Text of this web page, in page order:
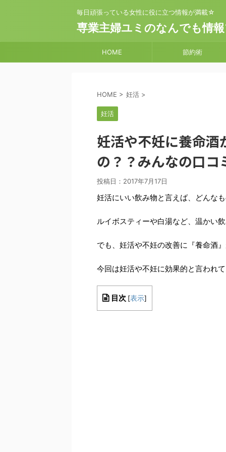
毎日頑張っている女性に役に立つ情報が満載☆
専業主婦ユミのなんでも情
HOME 節約術
HOME > 妊活 >
妊活
妊活や不妊に養命
の？？みんなの口コ
投稿日： 2017年7月17日
妊活にいい飲み物と言えば、どんな
ルイボスティーや白湯など、温かい
でも、妊活や不妊の改善に『養命酒
今回は妊活や不妊に効果的と言われ
目次 [表示]